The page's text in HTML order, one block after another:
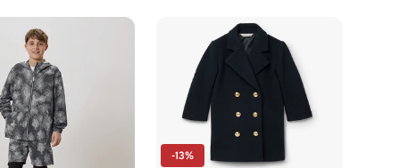
-13%